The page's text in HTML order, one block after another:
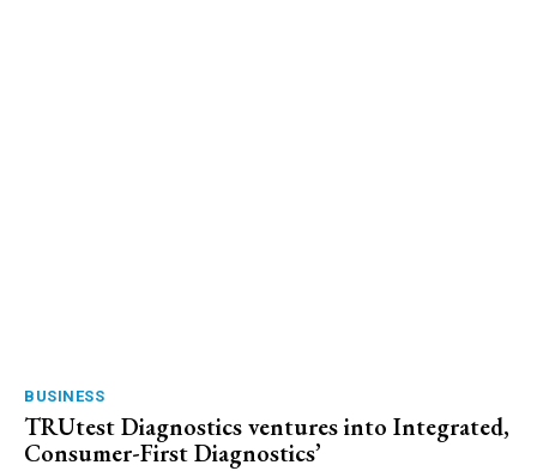
BUSINESS
TRUtest Diagnostics ventures into Integrated,
Consumer-First Diagnostics’